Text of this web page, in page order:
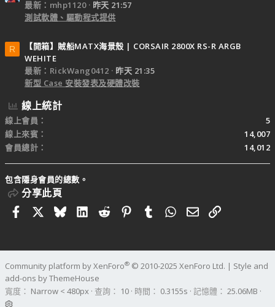
最新：mhp1120
昨天 21:57
測試軟體、驅動程式提供
R
【開箱】賊船MATX海景殼 | CORSAIR 2800X RS-R ARGB
WEHITE
最新：RickWang0412
昨天 21:35
新型 Case 安裝發表及硬體改裝
線上統計
線上會員
5
線上來賓
14,007
會員總計
14,012
包含隱身會員的總數。
分享此頁
FacebookBlueskyLinkedIn
RedditPinterestTumblrWhatsApp
電子郵件
連結
Community platform by XenForo® © 2010-2025 XenForo Ltd. | Style and
add-ons by ThemeHouse
寬度
查詢 10 時間 0.3155s 記憶體 25.06MB